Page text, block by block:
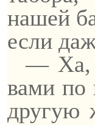
нашей
если
— Ха,
вами по
другую